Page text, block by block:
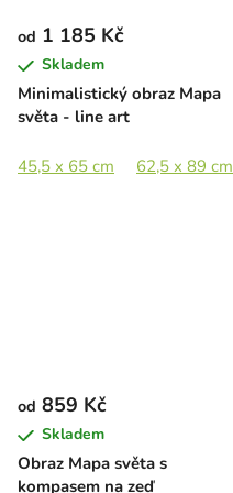
Minimalistický obraz Mapa
světa - line art
od 1 185 Kč
Skladem
45,5 x 65 cm 62,5 x 89 cm
Obraz Mapa světa s
kompasem na zeď
od 859 Kč
Skladem